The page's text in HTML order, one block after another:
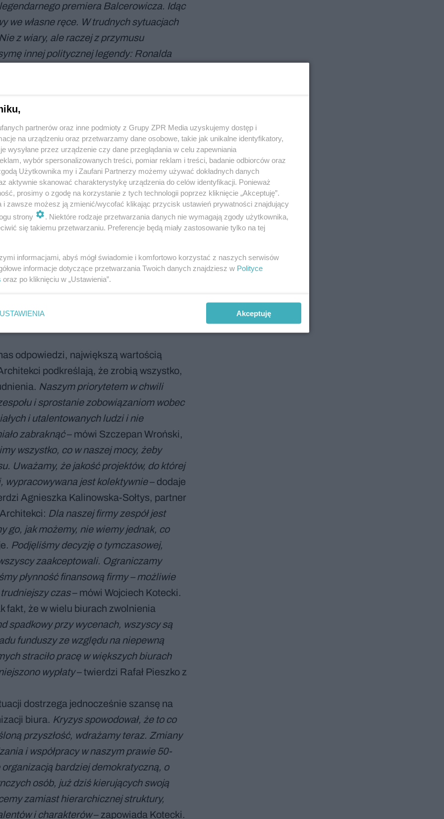
premiera Balcerowicza. Idąc
we własne ręce. W trudnych sytuacjach
z wiary, ale raczej z przymusu
innej politycznej legendy: Ronalda
najbardziej przerażających słów po
and I'm here to help you
Stiasny/Wacławek. -
dynamicznego rozwoju, kiedy mocno
ma co ukrywać, że obecna sytuacja
Proponowana forma tarczy
na decyzje w firmie. Wnioskujemy o
skorzystanie z tarczy finansowej PFR.
pod uwagę własne siły i środki, starając
rzeczywistości
– podkreśla Wojciech
BBGK Architekci.Specyficzny stan, w
zbyt krótko, by można było mówić o
Jako że od niemal półtora miesiąca
do tej pory prowadziliśmy działalność,
kamienicy o obniżkę czynszu na trzy
ze zrozumieniem
Biura Projektów Lewicki
odpowiedzi, największą wartością
podkreślają, że zrobią wszystko,
Naszym priorytetem w chwili
i sprostanie zobowiązaniom wobec
i utalentowanych ludzi i nie
zabraknąć– mówi Szczepan Wroński,
wszystko, co w naszej mocy, żeby
Uważamy, że jakość projektów, do której
wypracowywana jest kolektywnie– dodaje
Agnieszka Kalinowska-Sołtys, partner
Dla naszej firmy zespół jest
go, jak możemy, nie wiemy jednak, co
Podjęliśmy decyzję o tymczasowej,
zaakceptowali. Ograniczamy
płynność finansową firmy – możliwie
czas– mówi Wojciech Kotecki.
fakt, że w wielu biurach zwolnienia
spadkowy przy wycenach, wszyscy są
funduszy ze względu na niepewną
straciło pracę w większych biurach
wypłaty– twierdzi Rafał Pieszko z
dostrzega jednocześnie szansę na
biura. Kryzys spowodował, że to co
przyszłość, wdrażamy teraz. Zmiany
i współpracy w naszym prawie 50-
bardziej demokratyczną, o
osób, już dziś kierujących swoją
zamiast hierarchicznej struktury,
i charakterów– zapowiada Kotecki.
partnerów oraz inne podmioty z Grupy ZPR Media uzyskujemy dostęp i
na urządzeniu oraz przetwarzamy dane osobowe, takie jak unikalne identyfikatory,
wysyłane przez urządzenie czy dane przeglądania w celu zapewniania
wybór spersonalizowanych treści, pomiar reklam i treści, badanie odbiorców oraz
Użytkownika my i Zaufani Partnerzy możemy używać dokładnych danych
aktywnie skanować charakterystykę urządzenia do celów identyfikacji. Ponieważ
prosimy o zgodę na korzystanie z tych technologii poprzez kliknięcie „Akceptuję”.
i zawsze możesz ją zmienić/wycofać klikając przycisk ustawień prywatności znajdujący
strony
. Niektóre rodzaje przetwarzania danych nie wymagają zgody użytkownika,
się takiemu przetwarzaniu. Preferencje będą miały zastosowanie tylko na tej
informacjami, abyś mógł świadomie i komfortowo korzystać z naszych serwisów
informacje dotyczące przetwarzania Twoich danych znajdziesz w Polityce
oraz po kliknięciu w „Ustawienia”.
USTAWIENIA Akceptuję